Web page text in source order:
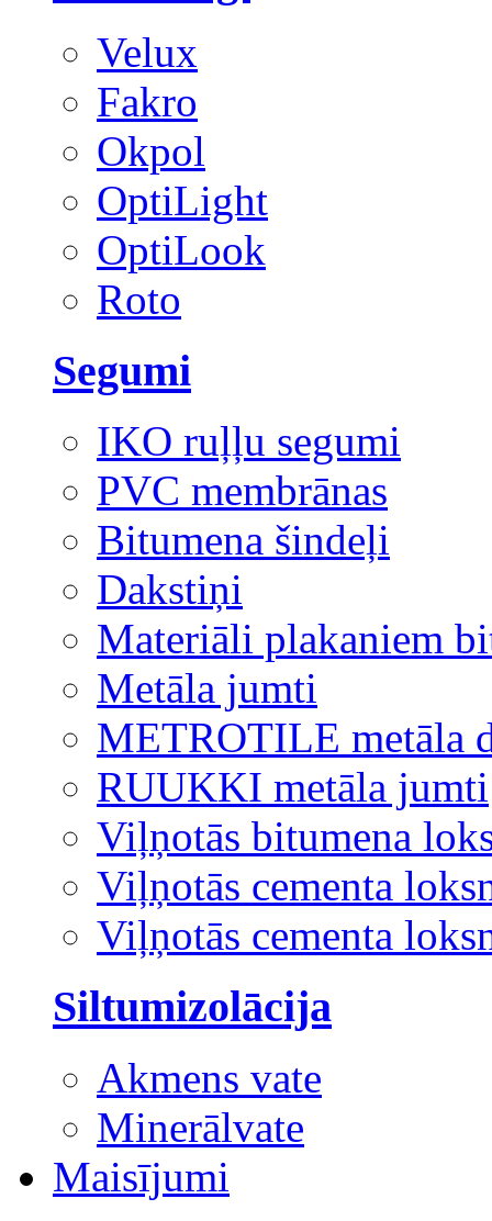
Velux
Fakro
Okpol
OptiLight
OptiLook
Roto
Segumi
IKO ruļļu segumi
PVC membrānas
Bitumena šindeļi
Dakstiņi
Materiāli plakaniem
Metāla jumti
METROTILE metāla
RUUKKI metāla jumti
Viļņotās bitumena
Viļņotās cementa
Viļņotās cementa
Siltumizolācija
Akmens vate
Minerālvate
Maisījumi